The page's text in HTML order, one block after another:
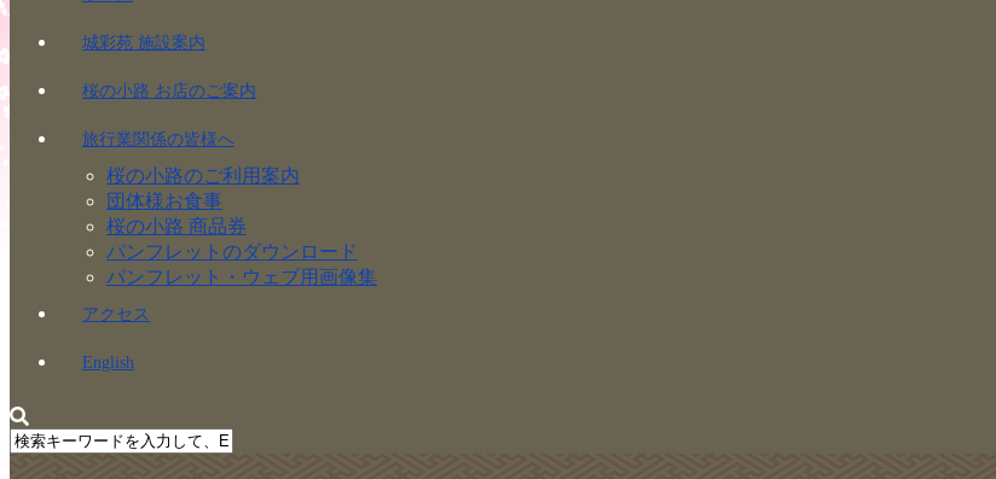
城彩苑 施設案内
桜の小路 お店のご案内
旅行業関係の皆様へ
桜の小路のご利用案内
団体様お食事
桜の小路 商品券
パンフレットのダウンロード
パンフレット・ウェブ用画像集
アクセス
English